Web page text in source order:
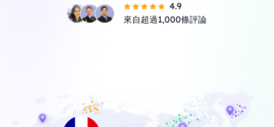
4.9
來自超過1,000條評論